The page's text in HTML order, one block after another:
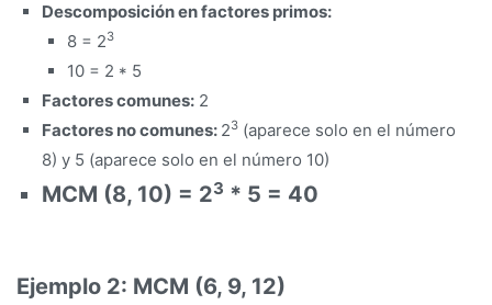
Descomposición en factores primos:
8 = 23
10 = 2 * 5
Factores comunes: 2
Factores no comunes: 23 (aparece solo en el número
8) y 5 (aparece solo en el número 10)
MCM (8, 10) = 23 * 5 = 40
Ejemplo 2: MCM (6, 9, 12)